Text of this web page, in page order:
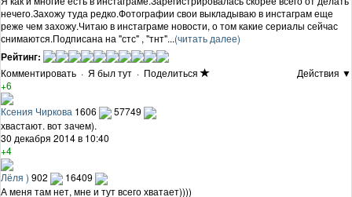
нечего.Захожу туда редко.Фотографии свои выкладываю в инстаграм еще
реже чем захожу.Читаю в инстаграме новости, о том какие сериалы сейчас
снимаются.Подписана на "стс" , "тнт"...(читать далее)
Рейтинг:
Комментировать · Я был тут · Поделиться
Действия ▼
+6
Ксения Чиркова 1606
57749
хвастают. вот зачем).
30 декабря 2014 в 10:40
+4
Лёля ) 902
16409
А меня там нет, мне и тут всего хватает))))